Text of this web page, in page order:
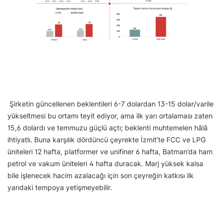
Şirketin güncellenen beklentileri 6-7 dolardan 13-15 dolar/varile
yükseltmesi bu ortamı teyit ediyor, ama ilk yarı ortalaması zaten
15,6 dolardı ve temmuzu güçlü açtı; beklenti muhtemelen hâlâ
ihtiyatlı. Buna karşılık dördüncü çeyrekte İzmit’te FCC ve LPG
üniteleri 12 hafta, platformer ve unifiner 6 hafta, Batman’da ham
petrol ve vakum üniteleri 4 hafta duracak. Marj yüksek kalsa
bile işlenecek hacim azalacağı için son çeyreğin katkısı ilk
yarıdaki tempoya yetişmeyebilir.